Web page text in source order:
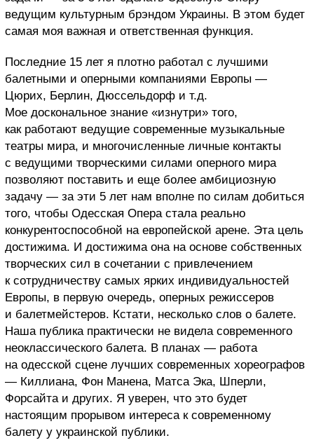
ведущим культурным брэндом Украины. В этом будет
самая моя важная и ответственная функция.
Последние 15 лет я плотно работал с лучшими
балетными и оперными компаниями Европы —
Цюрих, Берлин, Дюссельдорф и т.д.
Мое доскональное знание «изнутри» того,
как работают ведущие современные музыкальные
театры мира, и многочисленные личные контакты
с ведущими творческими силами оперного мира
позволяют поставить и еще более амбициозную
задачу — за эти 5 лет нам вполне по силам добиться
того, чтобы Одесская Опера стала реально
конкурентоспособной на европейской арене. Эта цель
достижима. И достижима она на основе собственных
творческих сил в сочетании с привлечением
к сотрудничеству самых ярких индивидуальностей
Европы, в первую очередь, оперных режиссеров
и балетмейстеров. Кстати, несколько слов о балете.
Наша публика практически не видела современного
неоклассического балета. В планах — работа
на одесской сцене лучших современных хореографов
— Киллиана, Фон Манена, Матса Эка, Шперли,
Форсайта и других. Я уверен, что это будет
настоящим прорывом интереса к современному
балету у украинской публики.